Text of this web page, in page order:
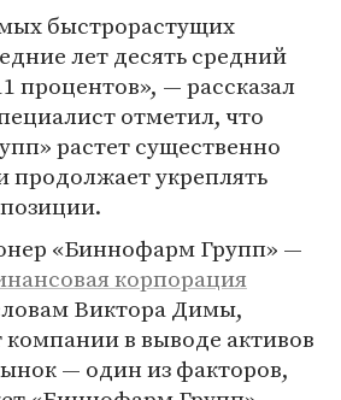
быстрорастущих
лет десять средний
процентов», — рассказал
отметил, что
растет существенно
продолжает укреплять
«Биннофарм Групп» —
корпорация
Виктора Димы,
в выводе активов
— один из факторов,